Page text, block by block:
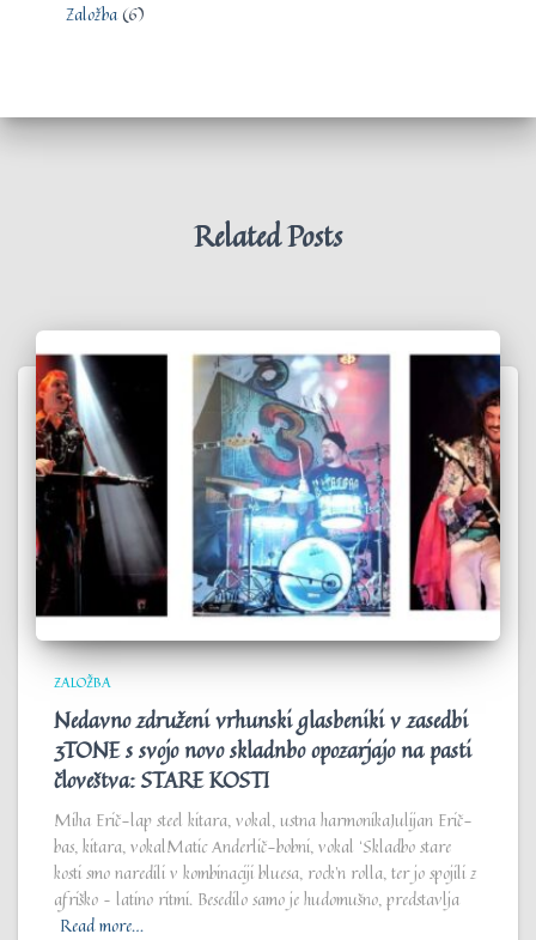
Založba(6)
Related Posts
ZALOŽBA
Nedavno združeni vrhunski glasbeniki v zasedbi
3TONE s svojo novo skladnbo opozarjajo na pasti
človeštva: STARE KOSTI
Miha Erič-lap steel kitara, vokal, ustna harmonikaJulijan Erič-
bas, kitara, vokalMatic Anderlič-bobni, vokal ‘Skladbo stare
kosti smo naredili v kombinaciji bluesa, rock’n rolla, ter jo spojili z
afriško – latino ritmi. Besedilo samo je hudomušno, predstavlja
Read more…